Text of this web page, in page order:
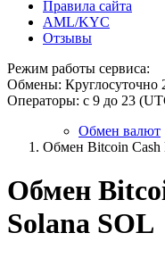
Правила сайта
AML/KYC
Отзывы
Режим работы сервиса:
Обмены: Круглосуточно
Операторы: с 9 до 23
Обмен валют
Обмен Bitcoin Cash
Обмен
Solana SOL